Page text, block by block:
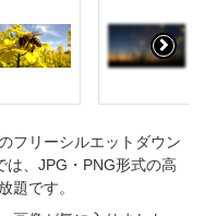
フリーシルエットダウン
は、JPG・PNG形式の高
題です。